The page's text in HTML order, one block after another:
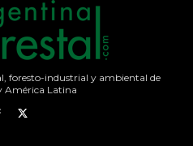
foresto-industrial y ambiental de
América Latina